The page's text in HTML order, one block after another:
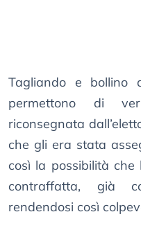
Tagliando e bollino
permettono di
riconsegnata
che gli era stata
così la possibilità che
contraffatta, già
rendendosi così